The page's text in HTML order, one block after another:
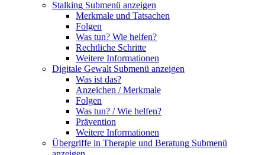
Stalking Submenü anzeigen
Merkmale und Tatsachen
Folgen
Was tun? Wie helfen?
Rechtliche Schritte
Weitere Informationen
Digitale Gewalt Submenü anzeigen
Was ist das?
Anzeichen / Merkmale
Folgen
Was tun? / Wie helfen?
Prävention
Weitere Informationen
Übergriffe in Therapie und Beratung Submenü